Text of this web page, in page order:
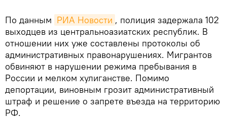
По данным РИА Новости , полиция задержала 102
выходцев из центральноазиатских республик. В
отношении них уже составлены протоколы об
административных правонарушениях. Мигрантов
обвиняют в нарушении режима пребывания в
России и мелком хулиганстве. Помимо
депортации, виновным грозит административный
штраф и решение о запрете въезда на территорию
РФ.